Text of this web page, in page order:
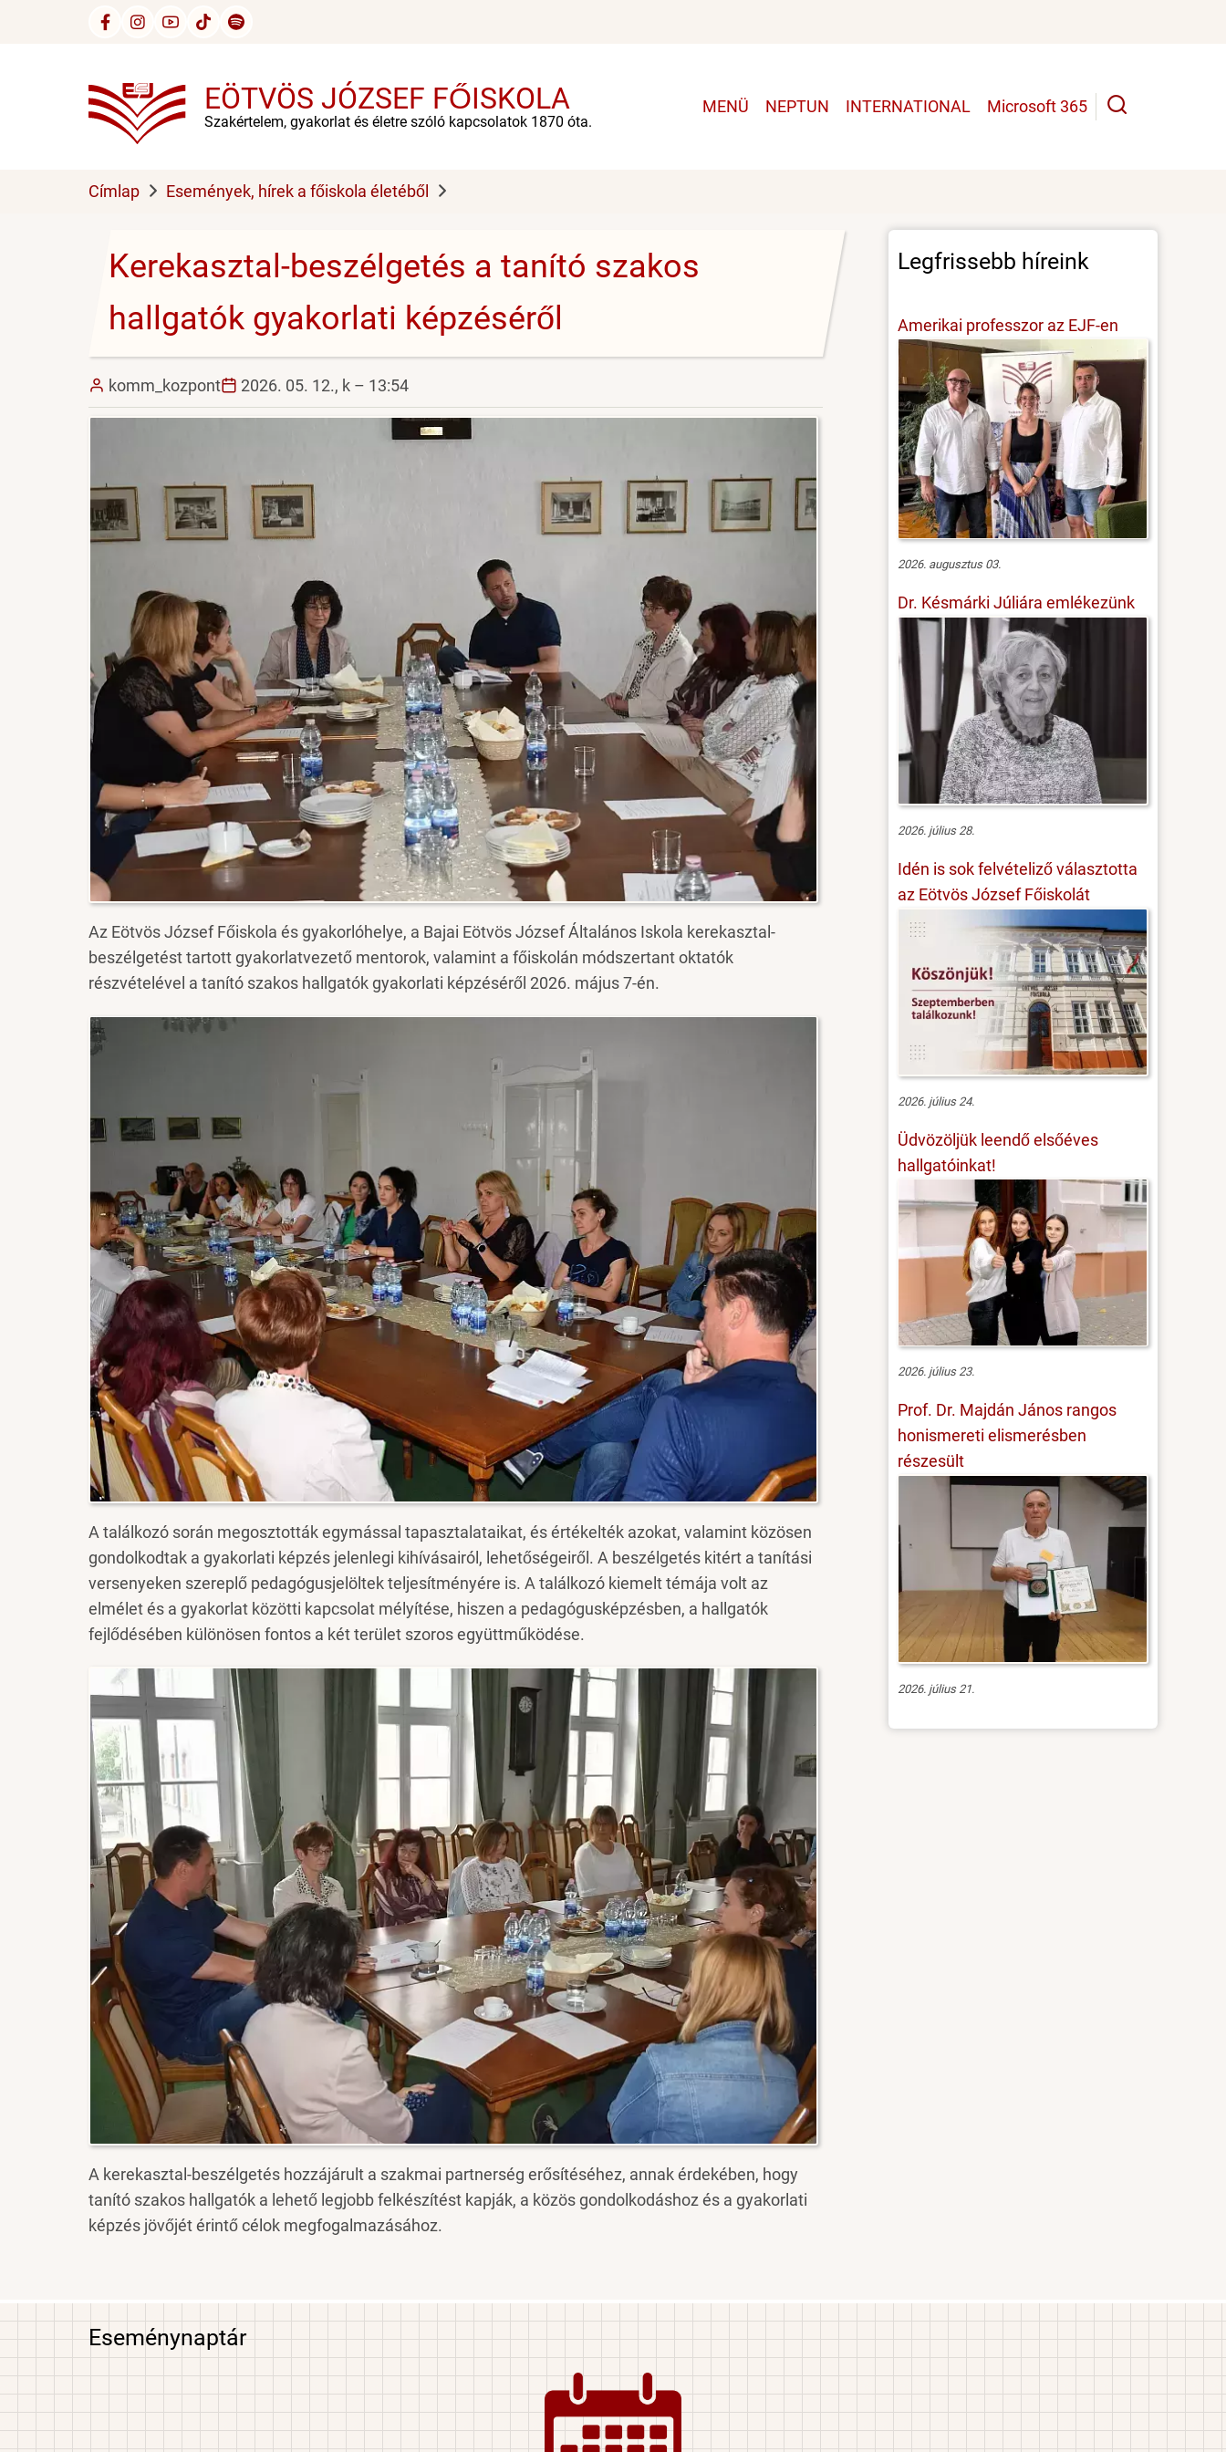
EÖTVÖS JÓZSEF FŐISKOLA
Szakértelem, gyakorlat és életre szóló kapcsolatok 1870 óta.
Main
MENÜ NEPTUN INTERNATIONAL Microsoft 365
Címlap Események, hírek a főiskola életéből
Kerekasztal-beszélgetés a tanító szakos
hallgatók gyakorlati képzéséről
komm_kozpont 2026. 05. 12., k – 13:54
Az Eötvös József Főiskola és gyakorlóhelye, a Bajai Eötvös József Általános Iskola kerekasztal-
beszélgetést tartott gyakorlatvezető mentorok, valamint a főiskolán módszertant oktatók
részvételével a tanító szakos hallgatók gyakorlati képzéséről 2026. május 7-én.
Image
A találkozó során megosztották egymással tapasztalataikat, és értékelték azokat, valamint közösen
gondolkodtak a gyakorlati képzés jelenlegi kihívásairól, lehetőségeiről. A beszélgetés kitért a tanítási
versenyeken szereplő pedagógusjelöltek teljesítményére is. A találkozó kiemelt témája volt az
elmélet és a gyakorlat közötti kapcsolat mélyítése, hiszen a pedagógusképzésben, a hallgatók
fejlődésében különösen fontos a két terület szoros együttműködése.
Image
A kerekasztal-beszélgetés hozzájárult a szakmai partnerség erősítéséhez, annak érdekében, hogy
tanító szakos hallgatók a lehető legjobb felkészítést kapják, a közös gondolkodáshoz és a gyakorlati
képzés jövőjét érintő célok megfogalmazásához.
Legfrissebb híreink
Amerikai professzor az EJF-en
2026. augusztus 03.
Dr. Késmárki Júliára emlékezünk
2026. július 28.
Idén is sok felvételiző választotta
az Eötvös József Főiskolát
2026. július 24.
Üdvözöljük leendő elsőéves
hallgatóinkat!
2026. július 23.
Prof. Dr. Majdán János rangos
honismereti elismerésben
részesült
2026. július 21.
Eseménynaptár